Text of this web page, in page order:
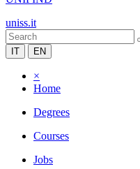
uniss.it
IT EN
×
Home
Degrees
Courses
Jobs